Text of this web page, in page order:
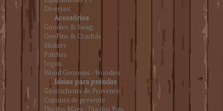
Diversos
Acessórios
Goodies & Swag
GeoPins & Crachás
Stickers
Patches
Jogos
Wood Geocoins - Woodies
Ideias para prendas
Géocacheurs de Provence
Cupones de presente
Dia das Mães / Dia dos Pais